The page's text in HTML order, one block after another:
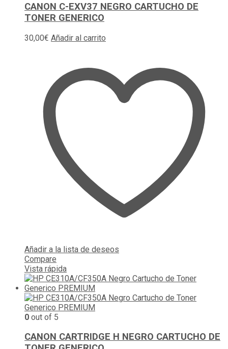
CANON C-EXV37 NEGRO CARTUCHO DE
TONER GENERICO
30,00€ Añadir al carrito
Añadir a la lista de deseos
Compare
Vista rápida
0 out of 5
CANON CARTRIDGE H NEGRO CARTUCHO DE